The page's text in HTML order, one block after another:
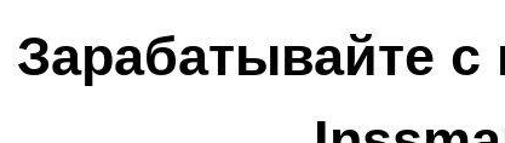
Зарабатывайте